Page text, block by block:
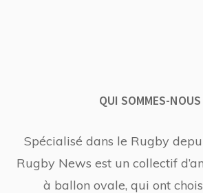
QUI SOMMES-NOUS
Spécialisé dans le Rugby
Rugby News est un collectif
à ballon ovale, qui ont